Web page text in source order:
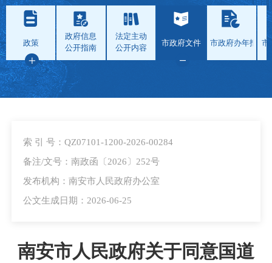
政策
政府信息
公开指南
法定主动
公开内容
市政府文件 市政府办年报 市
索 引 号：QZ07101-1200-2026-00284
备注/文号：南政函〔2026〕252号
发布机构：南安市人民政府办公室
公文生成日期：2026-06-25
南安市人民政府关于同意国道